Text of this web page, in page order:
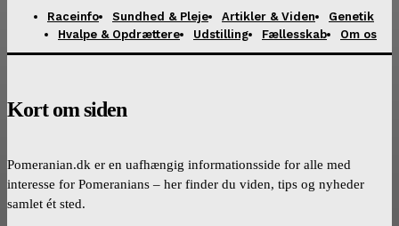
Raceinfo Sundhed & Pleje Artikler & Viden
Genetik
Hvalpe & Opdrættere
Udstilling Fællesskab Om os
Kort om siden
Pomeranian.dk er en uafhængig informationsside for alle med
interesse for Pomeranians – her finder du viden, tips og nyheder
samlet ét sted.